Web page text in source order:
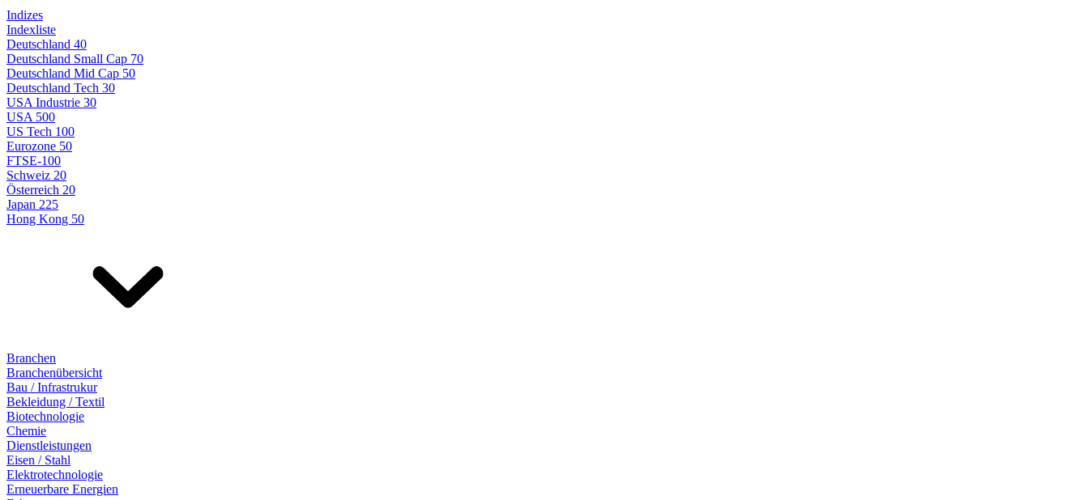
Indizes
Indexliste
Deutschland 40
Deutschland Small Cap 70
Deutschland Mid Cap 50
Deutschland Tech 30
USA Industrie 30
USA 500
US Tech 100
Eurozone 50
FTSE-100
Schweiz 20
Österreich 20
Japan 225
Hong Kong 50
Branchen
Branchenübersicht
Bau / Infrastrukur
Bekleidung / Textil
Biotechnologie
Chemie
Dienstleistungen
Eisen / Stahl
Elektrotechnologie
Erneuerbare Energien